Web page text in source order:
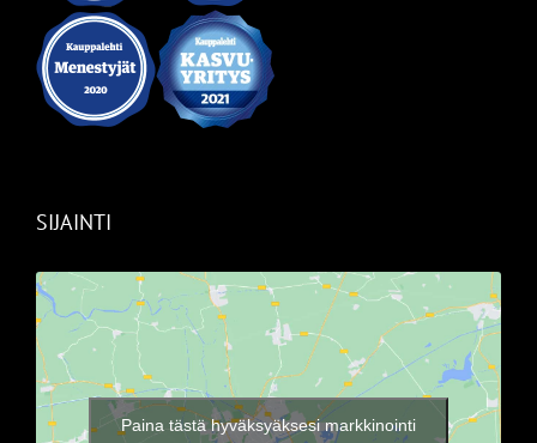
SIJAINTI
Paina tästä hyväksyäksesi markkinointi